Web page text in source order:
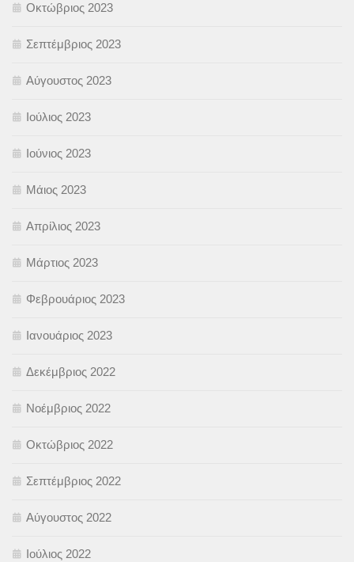
Οκτώβριος 2023
Σεπτέμβριος 2023
Αύγουστος 2023
Ιούλιος 2023
Ιούνιος 2023
Μάιος 2023
Απρίλιος 2023
Μάρτιος 2023
Φεβρουάριος 2023
Ιανουάριος 2023
Δεκέμβριος 2022
Νοέμβριος 2022
Οκτώβριος 2022
Σεπτέμβριος 2022
Αύγουστος 2022
Ιούλιος 2022